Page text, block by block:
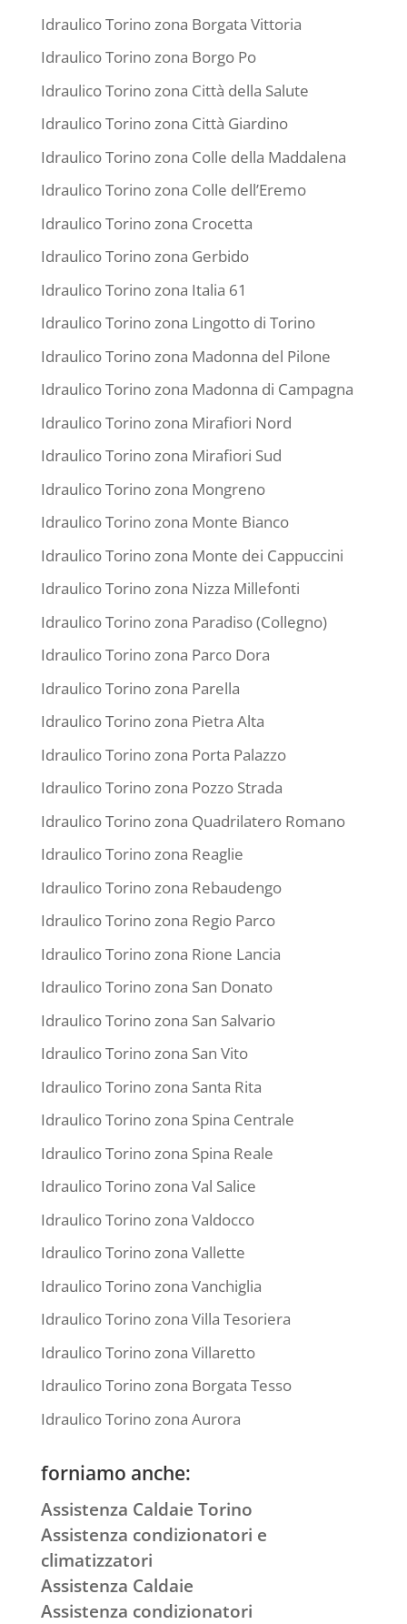
Idraulico Torino zona Borgata Vittoria
Idraulico Torino zona Borgo Po
Idraulico Torino zona Città della Salute
Idraulico Torino zona Città Giardino
Idraulico Torino zona Colle della Maddalena
Idraulico Torino zona Colle dell’Eremo
Idraulico Torino zona Crocetta
Idraulico Torino zona Gerbido
Idraulico Torino zona Italia 61
Idraulico Torino zona Lingotto di Torino
Idraulico Torino zona Madonna del Pilone
Idraulico Torino zona Madonna di Campagna
Idraulico Torino zona Mirafiori Nord
Idraulico Torino zona Mirafiori Sud
Idraulico Torino zona Mongreno
Idraulico Torino zona Monte Bianco
Idraulico Torino zona Monte dei Cappuccini
Idraulico Torino zona Nizza Millefonti
Idraulico Torino zona Paradiso (Collegno)
Idraulico Torino zona Parco Dora
Idraulico Torino zona Parella
Idraulico Torino zona Pietra Alta
Idraulico Torino zona Porta Palazzo
Idraulico Torino zona Pozzo Strada
Idraulico Torino zona Quadrilatero Romano
Idraulico Torino zona Reaglie
Idraulico Torino zona Rebaudengo
Idraulico Torino zona Regio Parco
Idraulico Torino zona Rione Lancia
Idraulico Torino zona San Donato
Idraulico Torino zona San Salvario
Idraulico Torino zona San Vito
Idraulico Torino zona Santa Rita
Idraulico Torino zona Spina Centrale
Idraulico Torino zona Spina Reale
Idraulico Torino zona Val Salice
Idraulico Torino zona Valdocco
Idraulico Torino zona Vallette
Idraulico Torino zona Vanchiglia
Idraulico Torino zona Villa Tesoriera
Idraulico Torino zona Villaretto
Idraulico Torino zona Borgata Tesso
Idraulico Torino zona Aurora
forniamo anche:
Assistenza Caldaie Torino
Assistenza condizionatori e
climatizzatori
Assistenza Caldaie
Assistenza condizionatori